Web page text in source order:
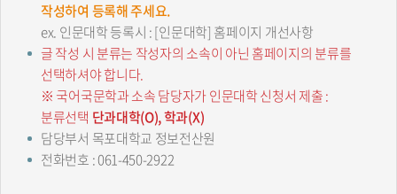
작성하여 등록해 주세요.
ex. 인문대학 등록시 : [인문대학] 홈페이지 개선사항
글 작성 시 분류는 작성자의 소속이 아닌 홈페이지의 분류를
선택하셔야 합니다.
※ 국어국문학과 소속 담당자가 인문대학 신청서 제출 :
분류선택 단과대학(O), 학과(X)
담당부서 목포대학교 정보전산원
전화번호 : 061-450-2922